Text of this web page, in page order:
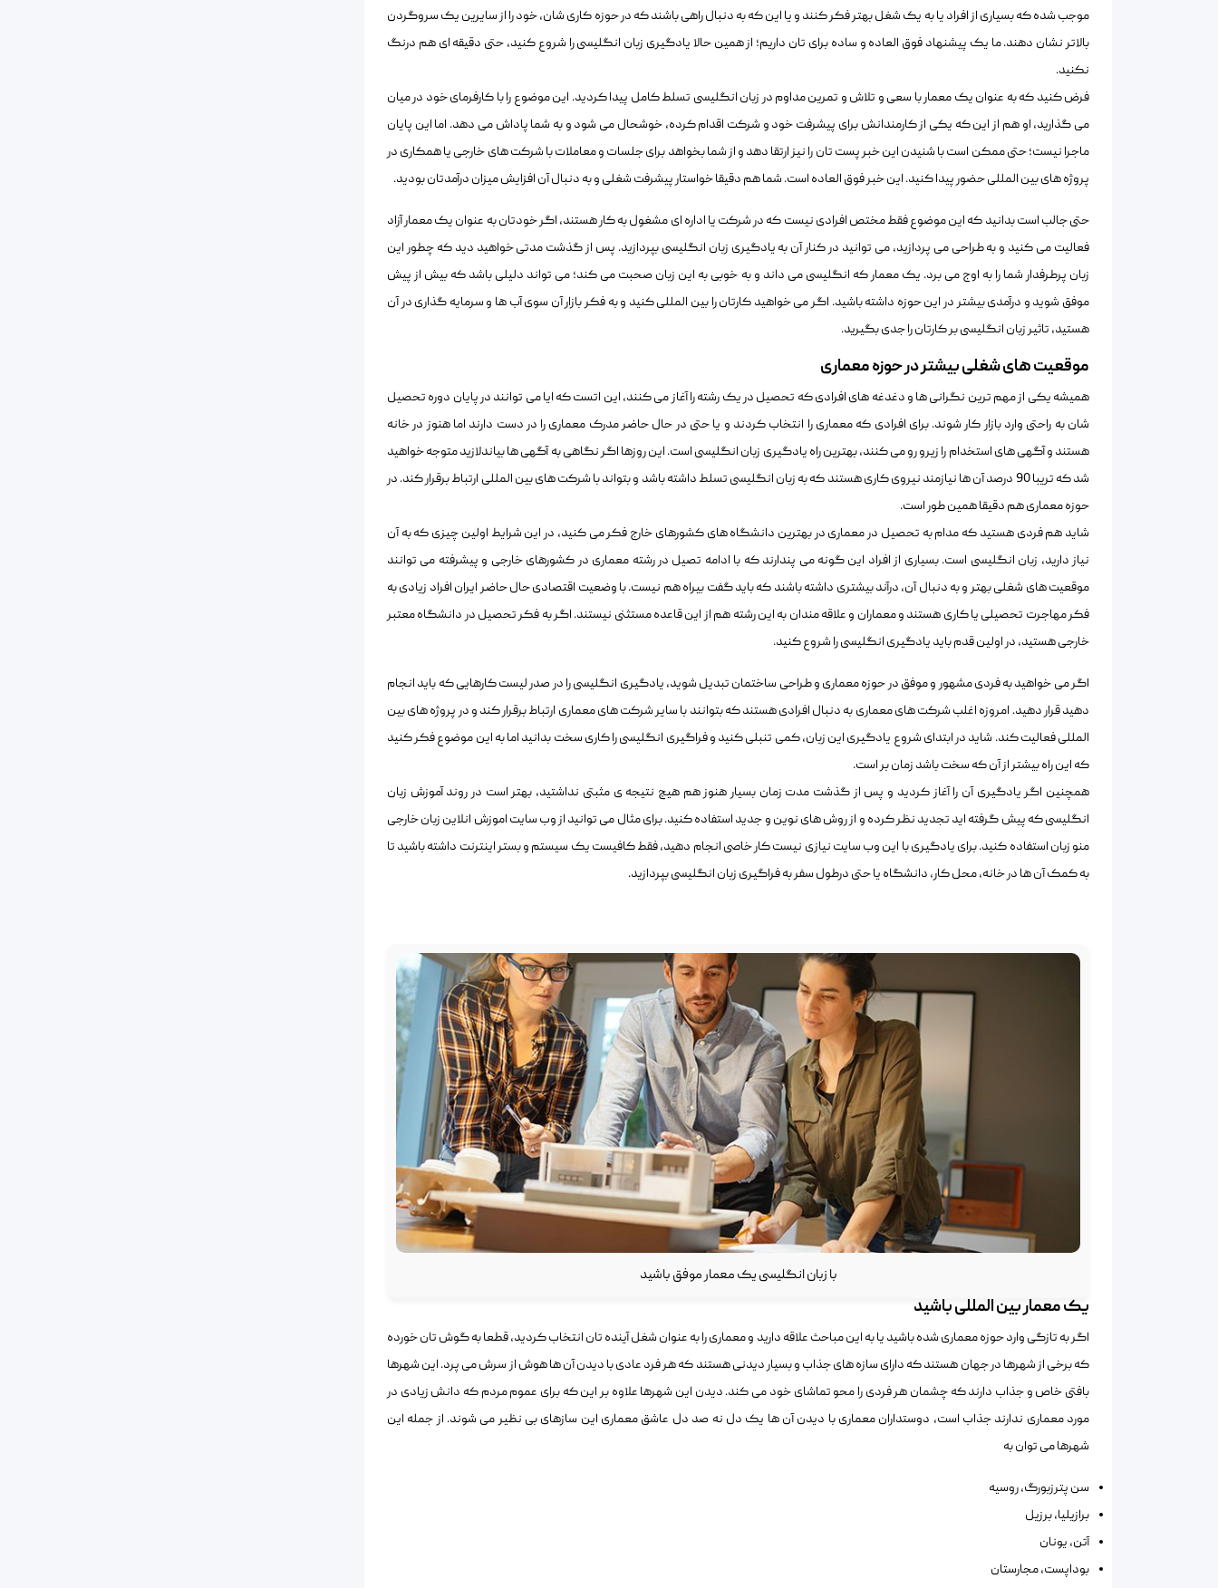
موجب شده که بسیاری از افراد یا به یک شغل بهتر فکر کنند و یا این که به دنبال راهی باشند که در حوزه کاری شان، خود را از سایرین یک سروگردن
بالاتر نشان دهند. ما یک پیشنهاد فوق العاده و ساده برای تان داریم؛ از همین حالا یادگیری زبان انگلیسی را شروع کنید، حتی دقیقه ای هم درنگ
نکنید.
فرض کنید که به عنوان یک معمار با سعی و تلاش و تمرین مداوم در زبان انگلیسی تسلط کامل پیدا کردید. این موضوع را با کارفرمای خود در میان
می گذارید، او هم از این که یکی از کارمندانش برای پیشرفت خود و شرکت اقدام کرده، خوشحال می شود و به شما پاداش می دهد. اما این پایان
ماجرا نیست؛ حتی ممکن است با شنیدن این خبر پست تان را نیز ارتقا دهد و از شما بخواهد برای جلسات و معاملات با شرکت های خارجی یا همکاری در
پروژه های بین المللی حضور پیدا کنید. این خبر فوق العاده است. شما هم دقیقا خواستار پیشرفت شغلی و به دنبال آن افزایش میزان درآمدتان بودید.
حتی جالب است بدانید که این موضوع فقط مختص افرادی نیست که در شرکت یا اداره ای مشغول به کار هستند، اگر خودتان به عنوان یک معمار آزاد
فعالیت می کنید و به طراحی می پردازید، می توانید در کنار آن به یادگیری زبان انگلیسی بپردازید. پس از گذشت مدتی خواهید دید که چطور این
زبان پرطرفدار شما را به اوج می برد. یک معمار که انگلیسی می داند و به خوبی به این زبان صحبت می کند؛ می تواند دلیلی باشد که بیش از پیش
موفق شوید و درآمدی بیشتر در این حوزه داشته باشید. اگر می خواهید کارتان را بین المللی کنید و به فکر بازار آن سوی آب ها و سرمایه گذاری در آن
هستید، تاثیر زبان انگلیسی بر کارتان را جدی بگیرید.
موقعیت های شغلی بیشتر در حوزه معماری
همیشه یکی از مهم ترین نگرانی ها و دغدغه های افرادی که تحصیل در یک رشته را آغاز می کنند، این اتست که ایا می توانند در پایان دوره تحصیل
شان به راحتی وارد بازار کار شوند. برای افرادی که معماری را انتخاب کردند و یا حتی در حال حاضر مدرک معماری را در دست دارند اما هنوز در خانه
هستند و آگهی های استخدام را زیرو رو می کنند، بهترین راه یادگیری زبان انگلیسی است. این روزها اگر نگاهی به آگهی ها بیاندلازید متوجه خواهید
شد که تریبا 90 درصد آن ها نیازمند نیروی کاری هستند که به زبان انگلیسی تسلط داشته باشد و بتواند با شرکت های بین المللی ارتباط برقرار کند. در
حوزه معماری هم دقیقا همین طور است.
شاید هم فردی هستید که مدام به تحصیل در معماری در بهترین دانشگاه های کشورهای خارج فکر می کنید، در این شرایط اولین چیزی که به آن
نیاز دارید، زبان انگلیسی است. بسیاری از افراد این گونه می پندارند که با ادامه تصیل در رشته معماری در کشورهای خارجی و پیشرفته می توانند
موقعیت های شغلی بهتر و به دنبال آن، درآند بیشتری داشته باشند که باید گفت بیراه هم نیست. با وضعیت اقتصادی حال حاضر ایران افراد زیادی به
فکر مهاجرت تحصیلی یا کاری هستند و معماران و علاقه مندان به این رشته هم از این قاعده مستثنی نیستند. اگر به فکر تحصیل در دانشگاه معتبر
خارجی هستید، در اولین قدم باید یادگیری انگلیسی را شروع کنید.
اگر می خواهید به فردی مشهور و موفق در حوزه معماری و طراحی ساختمان تبدیل شوید، یادگیری انگلیسی را در صدر لیست کارهایی که باید انجام
دهید قرار دهید. امروزه اغلب شرکت های معماری به دنبال افرادی هستند که بتوانند با سایر شرکت های معماری ارتباط برقرار کند و در پروژه های بین
المللی فعالیت کند. شاید در ابتدای شروع یادگیری این زبان، کمی تنبلی کنید و فراگیری انگلیسی را کاری سخت بدانید اما به این موضوع فکر کنید
که این راه بیشتر از آن که سخت باشد زمان بر است.
همچنین اگر یادگیری آن را آغاز کردید و پس از گذشت مدت زمان بسیار هنوز هم هیچ نتیجه ی مثبتی نداشتید، بهتر است در روند آموزش زبان
انگلیسی که پیش گرفته اید تجدید نظر کرده و از روش های نوین و جدید استفاده کنید. برای مثال می توانید از وب سایت اموزش انلاین زبان خارجی
منو زبان استفاده کنید. برای یادگیری با این وب سایت نیازی نیست کار خاصی انجام دهید، فقط کافیست یک سیستم و بستر اینترنت داشته باشید تا
به کمک آن ها در خانه، محل کار، دانشگاه یا حتی درطول سفر به فراگیری زبان انگلیسی بپردازید.
با زبان انگلیسی یک معمار موفق باشید
یک معمار بین المللی باشید
اگر به تازگی وارد حوزه معماری شده باشید یا به این مباحث علاقه دارید و معماری را به عنوان شغل آینده تان انتخاب کردید، قطعا به گوش تان خورده
که برخی از شهرها در جهان هستند که دارای سازه های جذاب و بسیار دیدنی هستند که هر فرد عادی با دیدن آن ها هوش از سرش می پرد. این شهرها
بافتی خاص و جذاب دارند که چشمان هر فردی را محو تماشای خود می کند. دیدن این شهرها علاوه بر این که برای عموم مردم که دانش زیادی در
مورد معماری ندارند جذاب است، دوستداران معماری با دیدن آن‌ ها یک دل نه صد دل عاشق معماری این سازهای بی‌ نظیر می ‌شوند. از جمله این
شهرها می توان به
سن ‌پترزبورگ، روسیه
برازیلیا، برزیل
آتن، یونان
بوداپست، مجارستان